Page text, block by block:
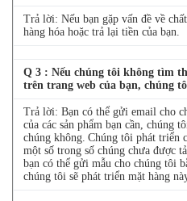
Trả lời: Nếu bạn gặp vấn đề về
hàng hóa hoặc trả lại tiền của bạn.
Q 3 : Nếu chúng tôi không tìm
trên trang web của bạn, chúng
Trả lời: Bạn có thể gửi email cho
của các sản phẩm bạn cần, chúng
chúng không. Chúng tôi phát triển
một số trong số chúng chưa được
bạn có thể gửi mẫu cho chúng tôi
chúng tôi sẽ phát triển mặt hàng